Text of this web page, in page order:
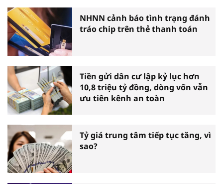
NHNN cảnh báo tình trạng đánh
tráo chip trên thẻ thanh toán
Tiền gửi dân cư lập kỷ lục hơn
10,8 triệu tỷ đồng, dòng vốn vẫn
ưu tiên kênh an toàn
Tỷ giá trung tâm tiếp tục tăng, vì
sao?